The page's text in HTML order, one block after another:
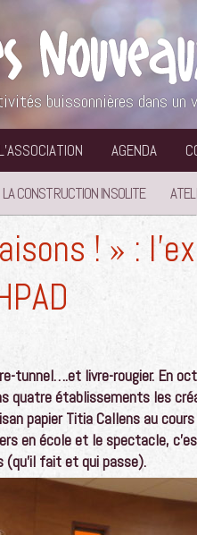
buissonnières dans
L’ASSOCIATION AGENDA
LA CONSTRUCTION INSOLITE
! » :
tunnel….et livre-rougier. En
quatre établissements les
papier Titia Callens au
en école et le spectacle,
(qu’il fait et qui passe).